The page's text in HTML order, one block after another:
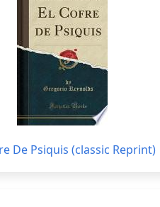
De Psiquis (classic Reprint)